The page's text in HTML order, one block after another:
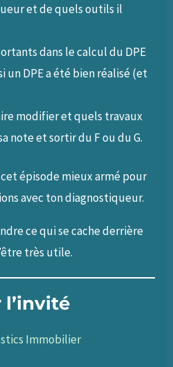
et de quels outils il
dans le calcul du DPE
un DPE a été bien réalisé (et
modifier et quels travaux
note et sortir du F ou du G.
épisode mieux armé pour
avec ton diagnostiqueur.
ce qui se cache derrière
très utile.
Immobilier